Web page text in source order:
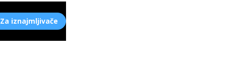
Za iznajmljivače